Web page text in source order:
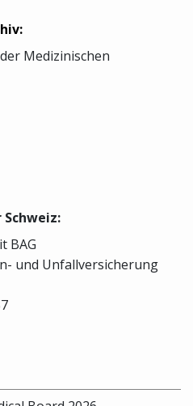
Medizinischen
Schweiz:
BAG
und Unfallversicherung